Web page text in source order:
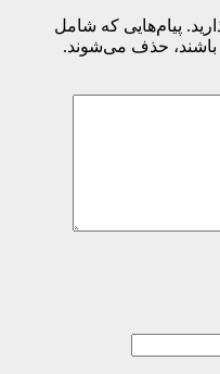
پیام‌هایی که شامل
باشند، حذف می‌شوند.